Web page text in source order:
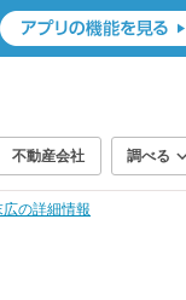
不動産会社 調べる
広の詳細情報